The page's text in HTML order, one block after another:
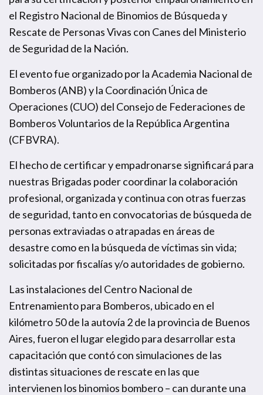
el Registro Nacional de Binomios de Búsqueda y
Rescate de Personas Vivas con Canes del Ministerio
de Seguridad de la Nación.
El evento fue organizado por la Academia Nacional de
Bomberos (ANB) y la Coordinación Única de
Operaciones (CUO) del Consejo de Federaciones de
Bomberos Voluntarios de la República Argentina
(CFBVRA).
El hecho de certificar y empadronarse significará para
nuestras Brigadas poder coordinar la colaboración
profesional, organizada y continua con otras fuerzas
de seguridad, tanto en convocatorias de búsqueda de
personas extraviadas o atrapadas en áreas de
desastre como en la búsqueda de víctimas sin vida;
solicitadas por fiscalías y/o autoridades de gobierno.
Las instalaciones del Centro Nacional de
Entrenamiento para Bomberos, ubicado en el
kilómetro 50 de la autovía 2 de la provincia de Buenos
Aires, fueron el lugar elegido para desarrollar esta
capacitación que contó con simulaciones de las
distintas situaciones de rescate en las que
intervienen los binomios bombero – can durante una